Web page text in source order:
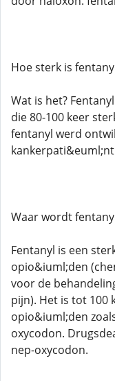
Hoe sterk is
Wat is het?
die 80-100 keer
fentanyl werd
Waar wordt
Fentanyl is een
opio&iuml;den
voor de
pijn). Het is tot 100
opio&iuml;den
oxycodon.
nep-oxycodon.